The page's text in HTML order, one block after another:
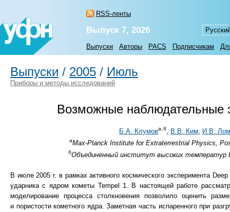
RSS-ленты
Выпуск 7, 2026
Выпуски Авторы PACS Подписчикам
Выпуски / 2005 / Июль
Приборы и методы исследований
Возможные наблюдательные
Б.А. Клумова, б, В.В. Ким, И.В.
аMax-Planck Institute for Extraterrestrial Physics,
бОбъединенный институт высоких температур
В июле 2005 г. в рамках активного космического эксперимента
ударника с ядром кометы Tempel 1. В настоящей работе
моделирование процесса столкновения позволило оценить
и пористости кометного ядра. Заметная часть испаренного при